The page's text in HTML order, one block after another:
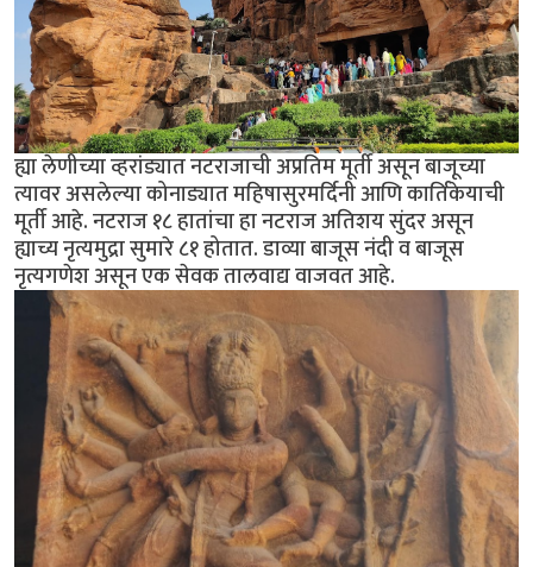
ह्या लेणीच्या व्हरांड्यात नटराजाची अप्रतिम मूर्ती असून बाजूच्या
त्यावर असलेल्या कोनाड्यात महिषासुरमर्दिनी आणि कार्तिकेयाची
मूर्ती आहे. नटराज १८ हातांचा हा नटराज अतिशय सुंदर असून
ह्याच्य नृत्यमुद्रा सुमारे ८१ होतात. डाव्या बाजूस नंदी व बाजूस
नृत्यगणेश असून एक सेवक तालवाद्य वाजवत आहे.